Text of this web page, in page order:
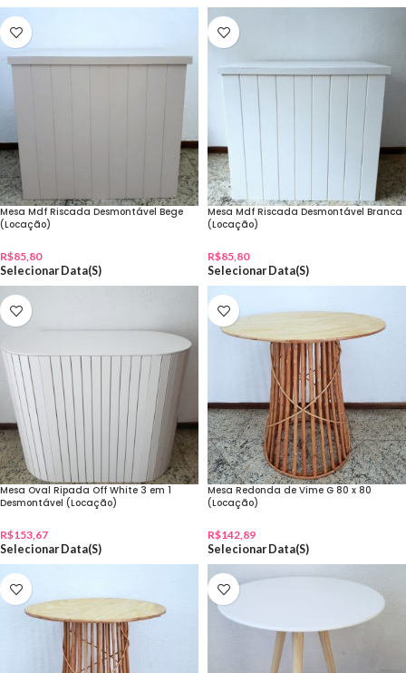
Mesa Mdf Riscada Desmontável Bege
(Locação)
R$85,80
Selecionar Data(s)
Mesa Mdf Riscada Desmontável Branca
(Locação)
R$85,80
Selecionar Data(s)
Mesa Oval Ripada Off White 3 em 1
Desmontável (Locação)
R$153,67
Selecionar Data(s)
Mesa Redonda de Vime G 80 x 80
(Locação)
R$142,89
Selecionar Data(s)